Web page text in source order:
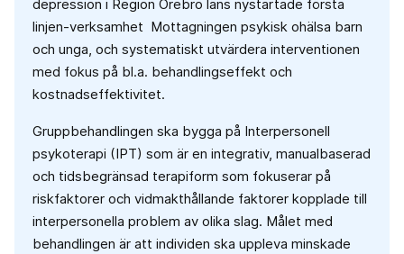
depression i Region Örebro läns nystartade första
linjen-verksamhet Mottagningen psykisk ohälsa barn
och unga, och systematiskt utvärdera interventionen
med fokus på bl.a. behandlingseffekt och
kostnadseffektivitet.
Gruppbehandlingen ska bygga på Interpersonell
psykoterapi (IPT) som är en integrativ, manualbaserad
och tidsbegränsad terapiform som fokuserar på
riskfaktorer och vidmakthållande faktorer kopplade till
interpersonella problem av olika slag. Målet med
behandlingen är att individen ska uppleva minskade